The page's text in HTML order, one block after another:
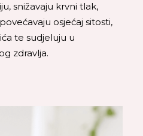
snižavaju krvni tlak,
osjećaj sitosti,
te sudjeluju u
zdravlja.